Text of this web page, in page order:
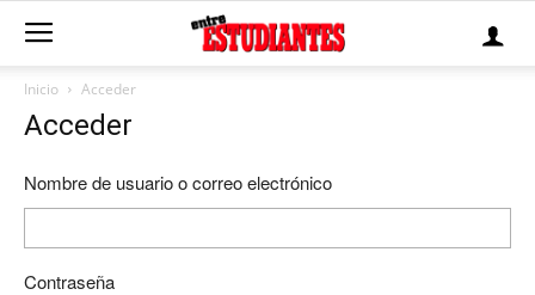
Inicio Acceder
Acceder
Nombre de usuario o correo electrónico
Contraseña